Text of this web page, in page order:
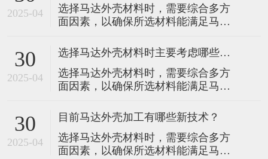
2025-04
选择马达外壳材料时，需要综合多方
面因素，以确保所选材料能满足马达
运行。以下是选择时主要考虑的因
素： 1.散热性能：马达在运行过程中
会产生热量，良好的散热性能对于维
持马达的正常工作温度至关重要。例
数，能够快速将马达内部产生的热量
30
2025-04
选择马达外壳材料时主要考虑哪些因素？
选择马达外壳材料时，需要综合多方
面因素，以确保所选材料能满足马达
运行。以下是选择时主要考虑的因
素： 1.散热性能：马达在运行过程中
会产生热量，良好的散热性能对于维
持马达的正常工作温度至关重要。例
30
2025-04
目前马达外壳加工有哪些新技术？
选择马达外壳材料时，需要综合多方
面因素，以确保所选材料能满足马达